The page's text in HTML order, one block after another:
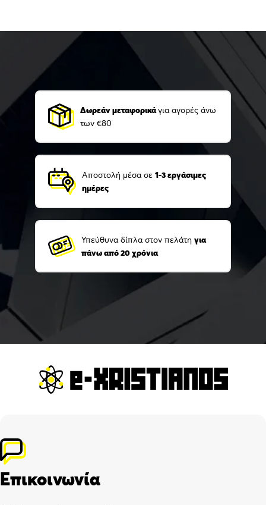
Δωρεάν μεταφορικάγια αγορές άνω
των €80
Αποστολή μέσα σε 1-3 εργάσιμες
ημέρες
Υπεύθυνα δίπλα στον πελάτη για
πάνω από 20 χρόνια
Επικοινωνία